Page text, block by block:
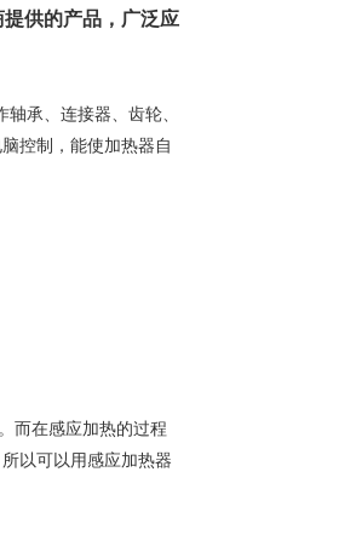
供的产品，广泛应
承、连接器、齿轮、
控制，能使加热器自
而在感应加热的过程
以可以用感应加热器